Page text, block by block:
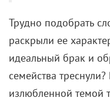
Трудно подобрать
раскрыли ее
идеальный брак и
семейства
излюбленной темой